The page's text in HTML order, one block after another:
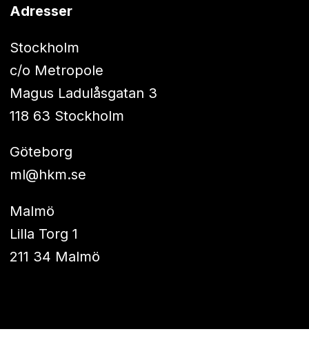
Adresser
Stockholm
c/o Metropole
Magus Ladulåsgatan 3
118 63 Stockholm
Göteborg
ml@hkm.se
Malmö
Lilla Torg 1
211 34 Malmö